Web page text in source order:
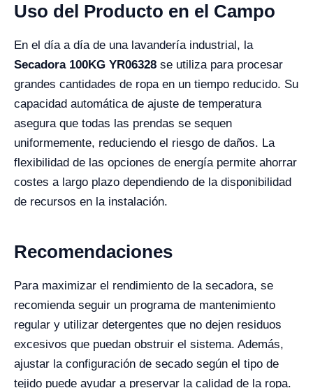
Uso del Producto en el Campo
En el día a día de una lavandería industrial, la
Secadora 100KG YR06328 se utiliza para procesar
grandes cantidades de ropa en un tiempo reducido. Su
capacidad automática de ajuste de temperatura
asegura que todas las prendas se sequen
uniformemente, reduciendo el riesgo de daños. La
flexibilidad de las opciones de energía permite ahorrar
costes a largo plazo dependiendo de la disponibilidad
de recursos en la instalación.
Recomendaciones
Para maximizar el rendimiento de la secadora, se
recomienda seguir un programa de mantenimiento
regular y utilizar detergentes que no dejen residuos
excesivos que puedan obstruir el sistema. Además,
ajustar la configuración de secado según el tipo de
tejido puede ayudar a preservar la calidad de la ropa.